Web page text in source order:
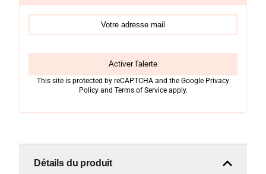
Activer l'alerte
This site is protected by reCAPTCHA and the Google Privacy
Policy and Terms of Service apply.
Détails du produit